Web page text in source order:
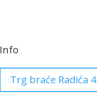
Info
Trg braće Radića 4